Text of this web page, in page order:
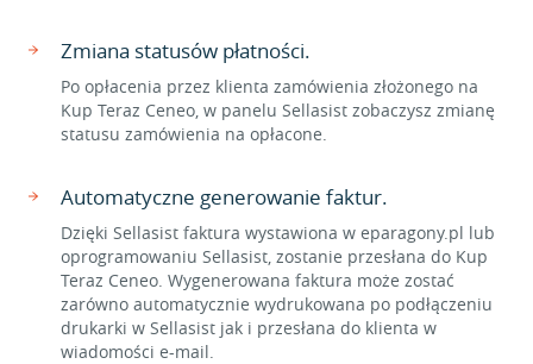
Zmiana statusów płatności.
Po opłacenia przez klienta zamówienia złożonego na
Kup Teraz Ceneo, w panelu Sellasist zobaczysz zmianę
statusu zamówienia na opłacone.
Automatyczne generowanie faktur.
Dzięki Sellasist faktura wystawiona w eparagony.pl lub
oprogramowaniu Sellasist, zostanie przesłana do Kup
Teraz Ceneo. Wygenerowana faktura może zostać
zarówno automatycznie wydrukowana po podłączeniu
drukarki w Sellasist jak i przesłana do klienta w
wiadomości e-mail.